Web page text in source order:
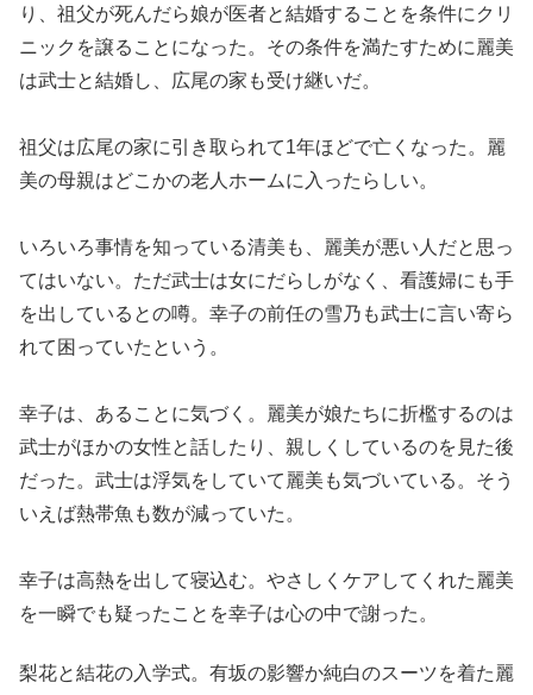
り、祖父が死んだら娘が医者と結婚することを条件にクリ
ニックを譲ることになった。その条件を満たすために麗美
は武士と結婚し、広尾の家も受け継いだ。
祖父は広尾の家に引き取られて1年ほどで亡くなった。麗
美の母親はどこかの老人ホームに入ったらしい。
いろいろ事情を知っている清美も、麗美が悪い人だと思っ
てはいない。ただ武士は女にだらしがなく、看護婦にも手
を出しているとの噂。幸子の前任の雪乃も武士に言い寄ら
れて困っていたという。
幸子は、あることに気づく。麗美が娘たちに折檻するのは
武士がほかの女性と話したり、親しくしているのを見た後
だった。武士は浮気をしていて麗美も気づいている。そう
いえば熱帯魚も数が減っていた。
幸子は高熱を出して寝込む。やさしくケアしてくれた麗美
を一瞬でも疑ったことを幸子は心の中で謝った。
梨花と結花の入学式。有坂の影響か純白のスーツを着た麗